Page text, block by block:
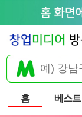
홈 베스트